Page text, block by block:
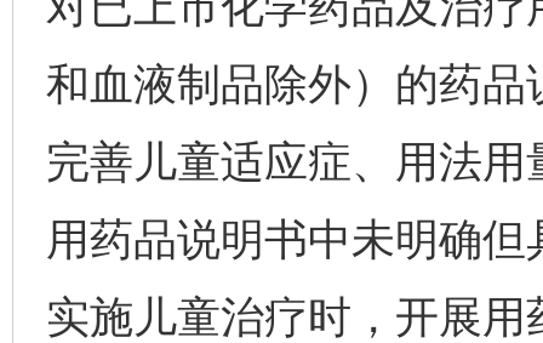
和血液制品除外）的药
完善儿童适应症、用法
用药品说明书中未明确
实施儿童治疗时，开展